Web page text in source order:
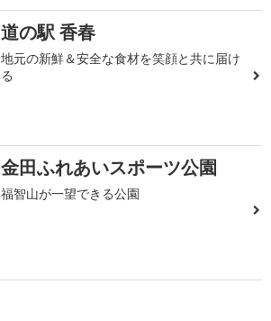
道の駅 香春
地元の新鮮＆安全な食材を笑顔と共に届け
る
金田ふれあいスポーツ公園
福智山が一望できる公園